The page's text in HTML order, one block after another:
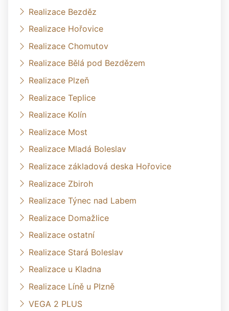
Realizace Bezděz
Realizace Hořovice
Realizace Chomutov
Realizace Bělá pod Bezdězem
Realizace Plzeň
Realizace Teplice
Realizace Kolín
Realizace Most
Realizace Mladá Boleslav
Realizace základová deska Hořovice
Realizace Zbiroh
Realizace Týnec nad Labem
Realizace Domažlice
Realizace ostatní
Realizace Stará Boleslav
Realizace u Kladna
Realizace Líně u Plzně
VEGA 2 PLUS